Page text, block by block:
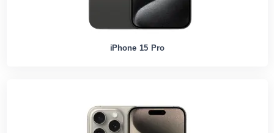
iPhone 15 Pro